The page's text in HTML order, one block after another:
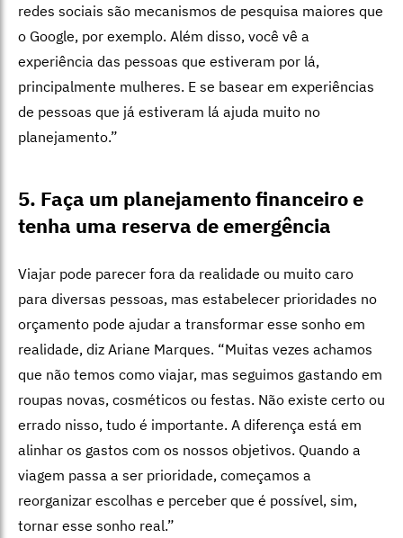
redes sociais são mecanismos de pesquisa maiores que
o Google, por exemplo. Além disso, você vê a
experiência das pessoas que estiveram por lá,
principalmente mulheres. E se basear em experiências
de pessoas que já estiveram lá ajuda muito no
planejamento.”
5. Faça um planejamento financeiro e
tenha uma reserva de emergência
Viajar pode parecer fora da realidade ou muito caro
para diversas pessoas, mas estabelecer prioridades no
orçamento pode ajudar a transformar esse sonho em
realidade, diz Ariane Marques. “Muitas vezes achamos
que não temos como viajar, mas seguimos gastando em
roupas novas, cosméticos ou festas. Não existe certo ou
errado nisso, tudo é importante. A diferença está em
alinhar os gastos com os nossos objetivos. Quando a
viagem passa a ser prioridade, começamos a
reorganizar escolhas e perceber que é possível, sim,
tornar esse sonho real.”